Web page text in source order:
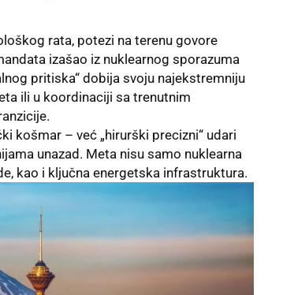
rata, potezi na terenu govore
izašao iz nuklearnog sporazuma
pritiska“ dobija svoju najekstremniju
ili u koordinaciji sa trenutnim
košmar – već „hirurški precizni“ udari
unazad. Meta nisu samo nuklearna
kao i ključna energetska infrastruktura.